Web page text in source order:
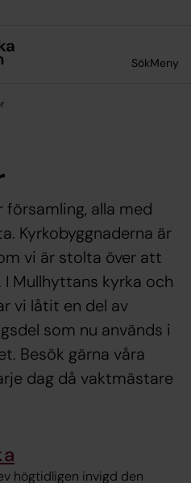
SökMeny
alla med
Kyrkobyggnaderna är
vi är stolta över att
Mullhyttans kyrka och
vi låtit en del av
som nu används i
Besök gärna våra
dag då vaktmästare
högtidligen invigd den